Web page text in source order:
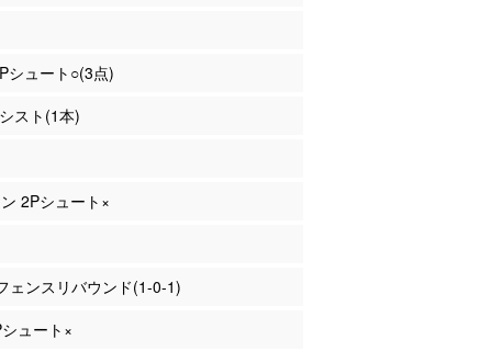
シュート○(3点)
スト(1本)
2Pシュート×
ェンスリバウンド(1-0-1)
ュート×